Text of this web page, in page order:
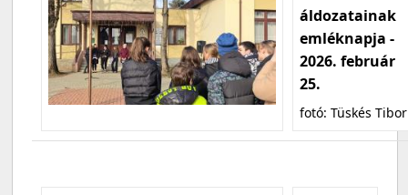
áldozatainak
emléknapja -
2026. február
25.
fotó: Tüskés Tibor